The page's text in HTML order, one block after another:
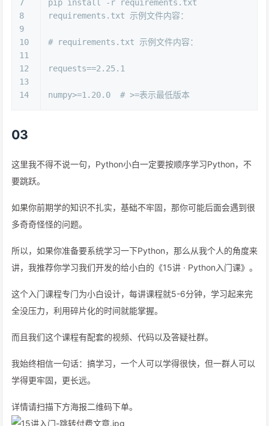
7
8
9
10
11
12
13
14
pip install -r requirements.txt
requirements.txt 示例文件内容：
# requirements.txt 示例文件内容：
requests==2.25.1
numpy>=1.20.0 # >=表示最低版本
03
这里我不得不说一句，Python小白一定要按顺序学习Python，不
要跳跃。
如果你前期学的知识不扎实，基础不牢固，那你可能后面会遇到很
多奇奇怪怪的问题。
所以，如果你准备要系统学习一下Python，那么从我个人的角度来
讲，我推荐你学习我们开发的给小白的《15讲 · Python入门课》。
这个入门课程专门为小白设计，每讲课程就5-6分钟，学习起来完
全没压力，利用碎片化的时间就能掌握。
而且我们这个课程有配套的视频、代码以及答疑社群。
我始终相信一句话：搞学习，一个人可以学得很快，但一群人可以
学得更牢固，更长远。
详情请扫描下方海报二维码下单。